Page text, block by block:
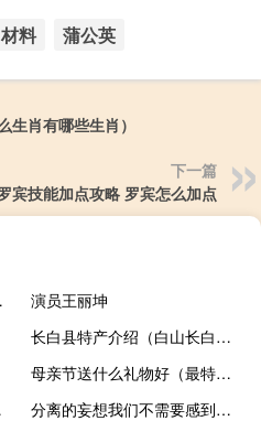
材料 蒲公英
生肖有哪些生肖）
下一篇
宾技能加点攻略 罗宾怎么加点
简介)
演员王丽坤
长白县特产介绍（白山长白县特产大全）
母亲节送什么礼物好（最特别的惊喜推荐）
）
分离的妄想我们不需要感到如此孤独